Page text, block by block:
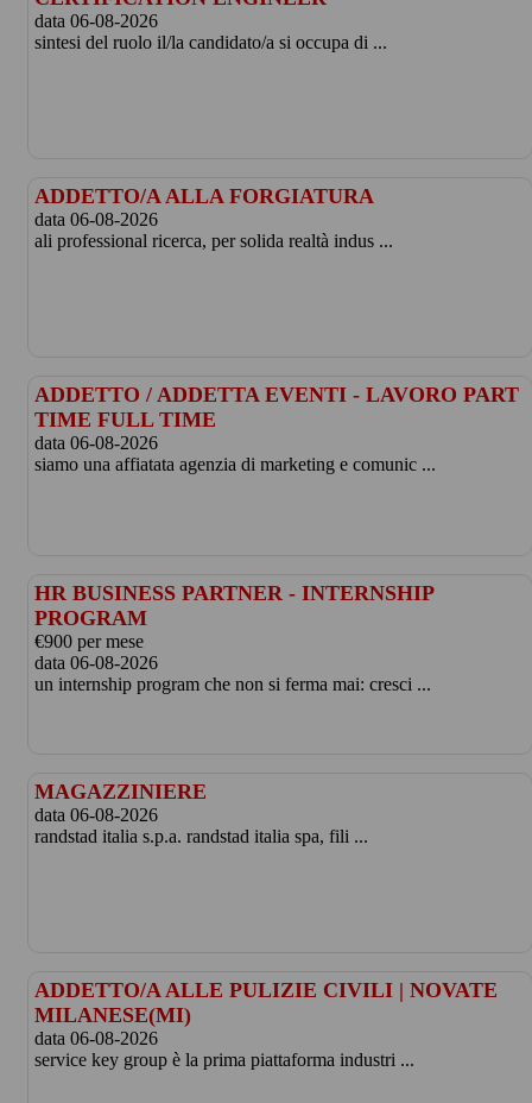
data 06-08-2026
sintesi del ruolo il/la candidato/a si occupa di ...
ADDETTO/A ALLA FORGIATURA
data 06-08-2026
ali professional ricerca, per solida realtà indus ...
ADDETTO / ADDETTA EVENTI - LAVORO PART
TIME FULL TIME
data 06-08-2026
siamo una affiatata agenzia di marketing e comunic ...
HR BUSINESS PARTNER - INTERNSHIP
PROGRAM
€900 per mese
data 06-08-2026
un internship program che non si ferma mai: cresci ...
MAGAZZINIERE
data 06-08-2026
randstad italia s.p.a. randstad italia spa, fili ...
ADDETTO/A ALLE PULIZIE CIVILI | NOVATE
MILANESE(MI)
data 06-08-2026
service key group è la prima piattaforma industri ...